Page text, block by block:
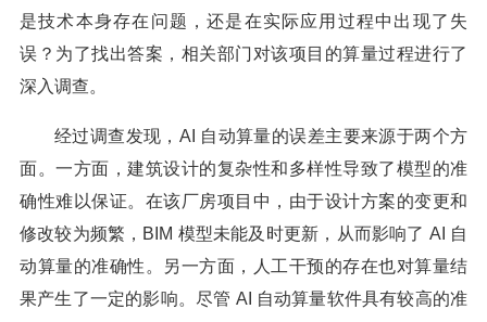
是技术本身存在问题，还是在实际应用过程中出现了失
误？为了找出答案，相关部门对该项目的算量过程进行了
深入调查。
经过调查发现，AI 自动算量的误差主要来源于两个方
面。一方面，建筑设计的复杂性和多样性导致了模型的准
确性难以保证。在该厂房项目中，由于设计方案的变更和
修改较为频繁，BIM 模型未能及时更新，从而影响了 AI 自
动算量的准确性。另一方面，人工干预的存在也对算量结
果产生了一定的影响。尽管 AI 自动算量软件具有较高的准